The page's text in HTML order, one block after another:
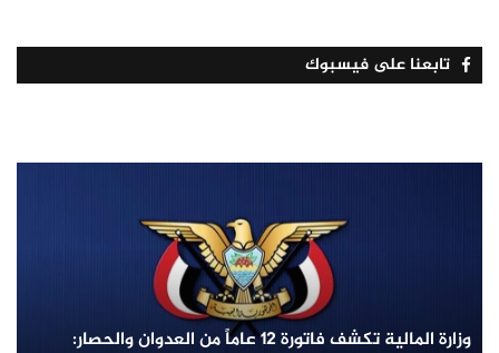
تابعنا على فيسبوك
وزارة المالية تكشف فاتورة 12 عاماً من العدوان والحصار: